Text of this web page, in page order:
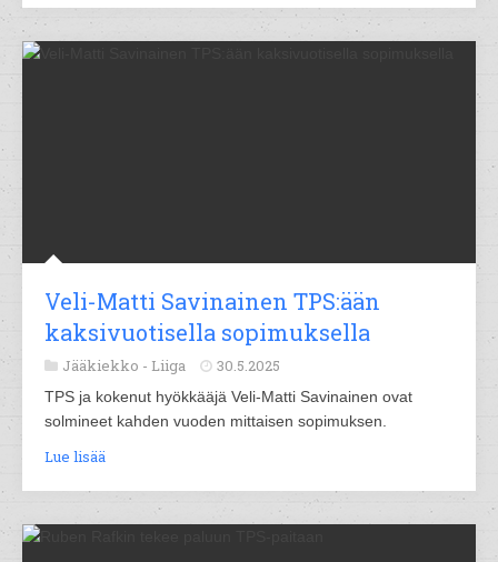
Veli-Matti Savinainen TPS:ään
kaksivuotisella sopimuksella
Jääkiekko - Liiga 30.5.2025
TPS ja kokenut hyökkääjä Veli-Matti Savinainen ovat
solmineet kahden vuoden mittaisen sopimuksen.
Lue lisää